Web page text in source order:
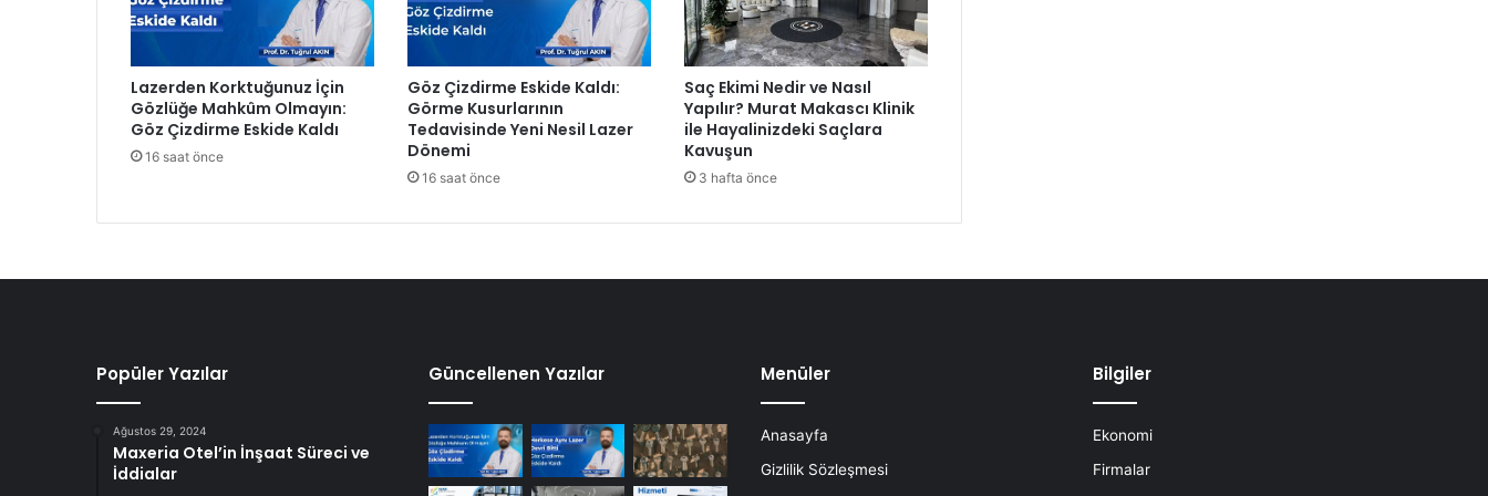
a
A
y
ı
M
e
T
a
ı
s
Lazerden Korktuğunuz İçin
Gözlüğe Mahkûm Olmayın:
Göz Çizdirme Eskide Kaldı
16 saat önce
Göz Çizdirme Eskide Kaldı:
Görme Kusurlarının
Tedavisinde Yeni Nesil Lazer
Dönemi
16 saat önce
Saç Ekimi Nedir ve Nasıl
Yapılır? Murat Makascı Klinik
ile Hayalinizdeki Saçlara
Kavuşun
3 hafta önce
Popüler Yazılar
Ağustos 29, 2024
Maxeria Otel’in İnşaat Süreci ve
İddialar
Güncellenen Yazılar Menüler
Anasayfa
Gizlilik Sözleşmesi
Bilgiler
Ekonomi
Firmalar